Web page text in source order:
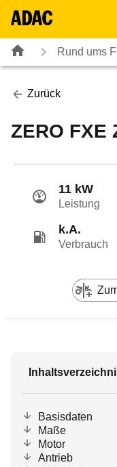
Rund ums
Zurück
ZERO FXE
11 kW
Leistung
k.A.
Verbrauch
Basisdaten
Maße
Motor
Antrieb